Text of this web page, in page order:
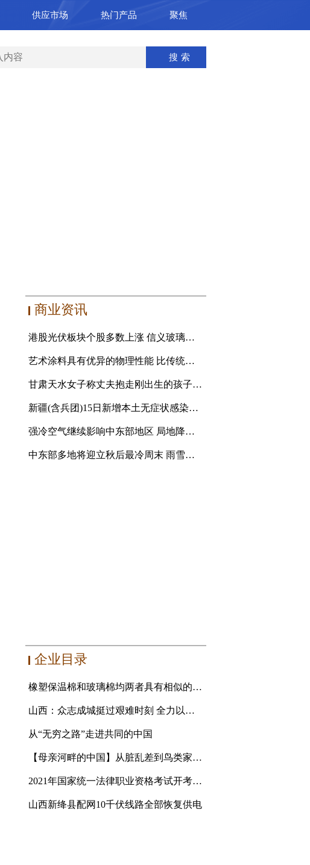
供应市场 热门产品 聚焦
商业资讯
港股光伏板块个股多数上涨 信义玻璃涨5.16%
艺术涂料具有优异的物理性能 比传统的乳胶漆贵
甘肃天水女子称丈夫抱走刚出生的孩子追讨彩礼 妇联：孩
新疆(含兵团)15日新增本土无症状感染者1例
强冷空气继续影响中东部地区 局地降温14℃以上
中东部多地将迎立秋后最冷周末 雨雪天气持续
企业目录
橡塑保温棉和玻璃棉均两者具有相似的性能 要选更适合自己的
山西：众志成城挺过艰难时刻 全力以赴恢复美好家园
从“无穷之路”走进共同的中国
【母亲河畔的中国】从脏乱差到鸟类家园 黄河滩地公园是
2021年国家统一法律职业资格考试开考 青海考生人数创新高
山西新绛县配网10千伏线路全部恢复供电